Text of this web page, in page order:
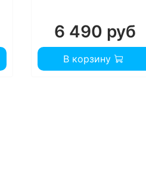
6 490 руб
В корзину